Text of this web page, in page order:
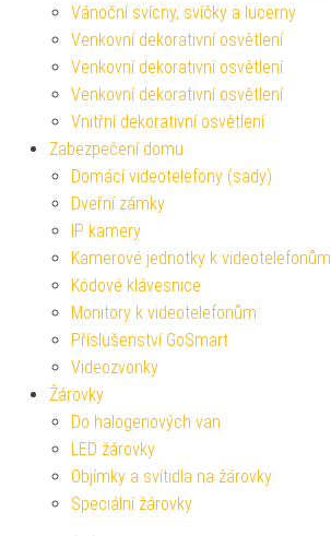
Vánoční svícny, svíčky a lucerny
Venkovní dekorativní osvětlení
Venkovní dekorativní osvětlení
Venkovní dekorativní osvětlení
Vnitřní dekorativní osvětlení
Zabezpečení domu
Domácí videotelefony (sady)
Dveřní zámky
IP kamery
Kamerové jednotky k videotelefonům
Kódové klávesnice
Monitory k videotelefonům
Příslušenství GoSmart
Videozvonky
Žárovky
Do halogenových van
LED žárovky
Objímky a svítidla na žárovky
Speciální žárovky